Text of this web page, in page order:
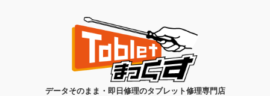
データそのまま・即日修理のタブレット修理専門店